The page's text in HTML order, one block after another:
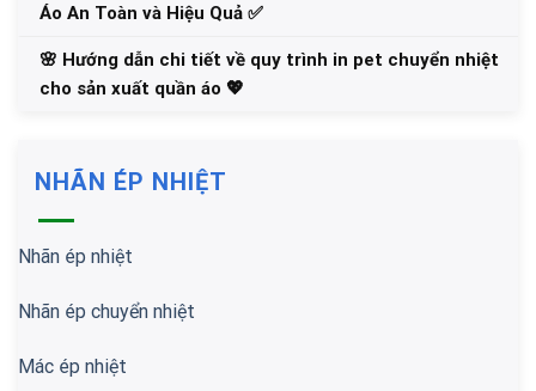
Áo An Toàn và Hiệu Quả ✅
🌸 Hướng dẫn chi tiết về quy trình in pet chuyển nhiệt
cho sản xuất quần áo 💖
NHÃN ÉP NHIỆT
Nhãn ép nhiệt
Nhãn ép chuyển nhiệt
Mác ép nhiệt